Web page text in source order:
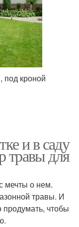
под кроной
и в саду
травы для
мечты о нем.
травы. И
чтобы